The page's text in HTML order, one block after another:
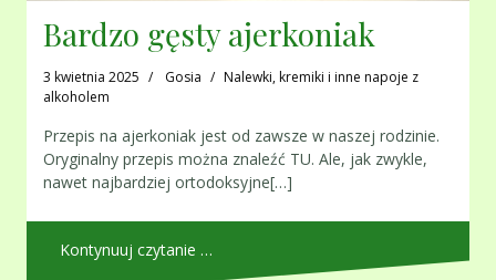
Bardzo gęsty ajerkoniak
3 kwietnia 2025 Gosia
Nalewki, kremiki i inne napoje z
alkoholem
Przepis na ajerkoniak jest od zawsze w naszej rodzinie.
Oryginalny przepis można znaleźć TU. Ale, jak zwykle,
nawet najbardziej ortodoksyjne[…]
Kontynuuj czytanie …